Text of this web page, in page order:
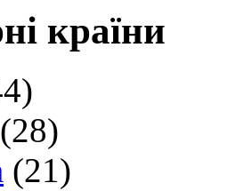
країни
(28)
(21)